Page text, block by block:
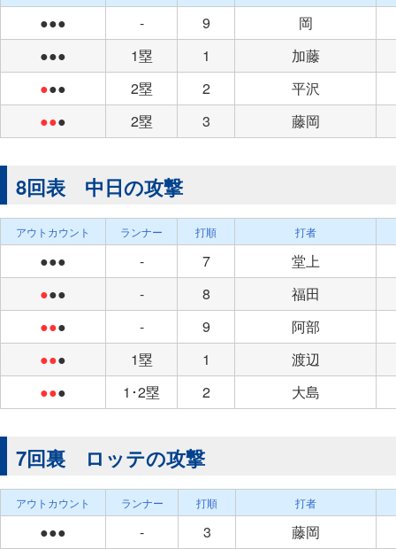
●●● - 9
岡
●●●
1塁 1
加藤
●●● 2塁 2
平沢
●●● 2塁 3 藤岡
8回表 中日の攻撃
アウトカウント ランナー 打順 打者
●●● - 7
堂上
●●● - 8
福田
●●● - 9
阿部
●●● 1塁 1
渡辺
●●● 1･2塁 2 大島
7回裏 ロッテの攻撃
アウトカウント ランナー 打順 打者
●●● - 3
藤岡